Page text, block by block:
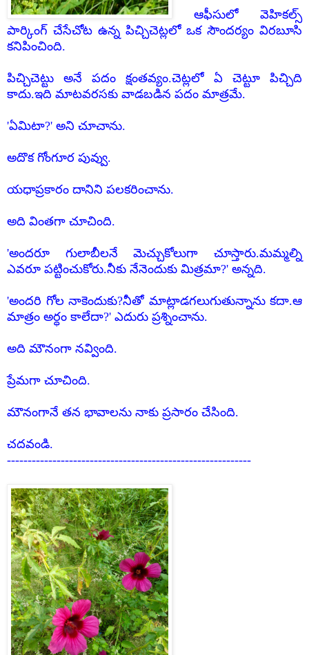
ఆఫీసులో వెహికల్స్
పార్కింగ్ చేసేచోట ఉన్న పిచ్చిచెట్లలో ఒక సౌందర్యం విరబూసి
కనిపించింది.
పిచ్చిచెట్టు అనే పదం క్షంతవ్యం.చెట్లలో ఏ చెట్టూ పిచ్చిది
కాదు.ఇది మాటవరసకు వాడబడిన పదం మాత్రమే.
'ఏమిటా?' అని చూచాను.
అదొక గోంగూర పువ్వు.
యధాప్రకారం దానిని పలకరించాను.
అది వింతగా చూచింది.
'అందరూ గులాబీలనే మెచ్చుకోలుగా చూస్తారు.మమ్మల్ని
ఎవరూ పట్టించుకోరు.నీకు నేనెందుకు మిత్రమా?' అన్నది.
'అందరి గోల నాకెందుకు?నీతో మాట్లాడగలుగుతున్నాను కదా.ఆ
మాత్రం అర్ధం కాలేదా?' ఎదురు ప్రశ్నించాను.
అది మౌనంగా నవ్వింది.
ప్రేమగా చూచింది.
మౌనంగానే తన భావాలను నాకు ప్రసారం చేసింది.
చదవండి.
-----------------------------------------------------------